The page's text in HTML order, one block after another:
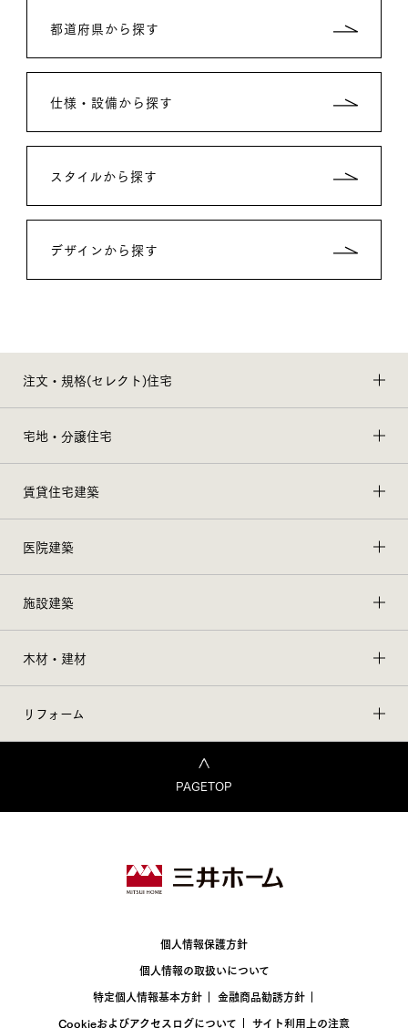
都道府県から探す
仕様・設備から探す
スタイルから探す
デザインから探す
注文・規格(セレクト)住宅
宅地・分譲住宅
賃貸住宅建築
医院建築
施設建築
木材・建材
リフォーム
PAGETOP
個人情報保護方針
個人情報の取扱いについて
特定個人情報基本方針
金融商品勧誘方針
Cookieおよびアクセスログについて
サイト利用上の注意